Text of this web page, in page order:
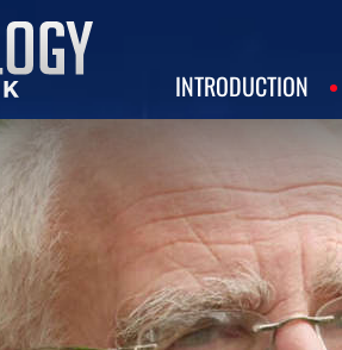
INTRODUCTION